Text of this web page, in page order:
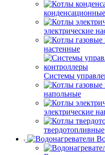
электрические
настенные
Системы
напольные
электрические
твердотопливные